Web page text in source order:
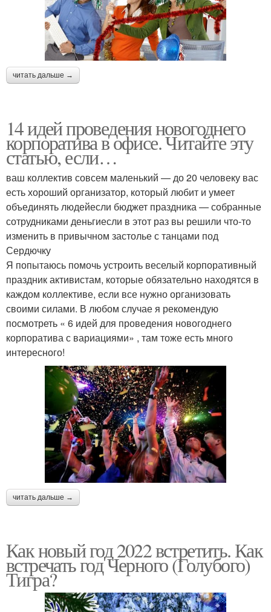
читать дальше →
14 идей проведения новогоднего
корпоратива в офисе. Читайте эту
статью, если…
ваш коллектив совсем маленький — до 20 человеку вас
есть хороший организатор, который любит и умеет
объединять людейесли бюджет праздника — собранные
сотрудниками деньгиесли в этот раз вы решили что-то
изменить в привычном застолье с танцами под
Сердючку
Я попытаюсь помочь устроить веселый корпоративный
праздник активистам, которые обязательно находятся в
каждом коллективе, если все нужно организовать
своими силами. В любом случае я рекомендую
посмотреть « 6 идей для проведения новогоднего
корпоратива с вариациями» , там тоже есть много
интересного!
читать дальше →
Как новый год 2022 встретить. Как
встречать год Черного (Голубого)
Тигра?